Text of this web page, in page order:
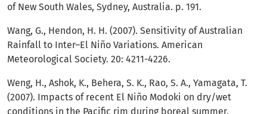
of New South Wales, Sydney, Australia. p. 191.
Wang, G., Hendon, H. H. (2007). Sensitivity of Australian
Rainfall to Inter–El Niño Variations. American
Meteorological Society. 20: 4211-4226.
Weng, H., Ashok, K., Behera, S. K., Rao, S. A., Yamagata, T.
(2007). Impacts of recent El Niño Modoki on dry/wet
conditions in the Pacific rim during boreal summer.